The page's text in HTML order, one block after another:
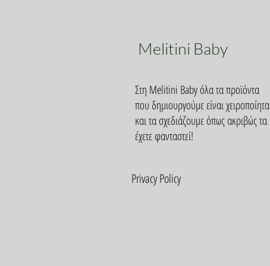
Melitini Baby
Στη Melitini Baby όλα τα προϊόντα
που δημιουργούμε είναι χειροποίητα
και τα σχεδιάζουμε όπως ακριβώς τα
έχετε φανταστεί!
Privacy Policy